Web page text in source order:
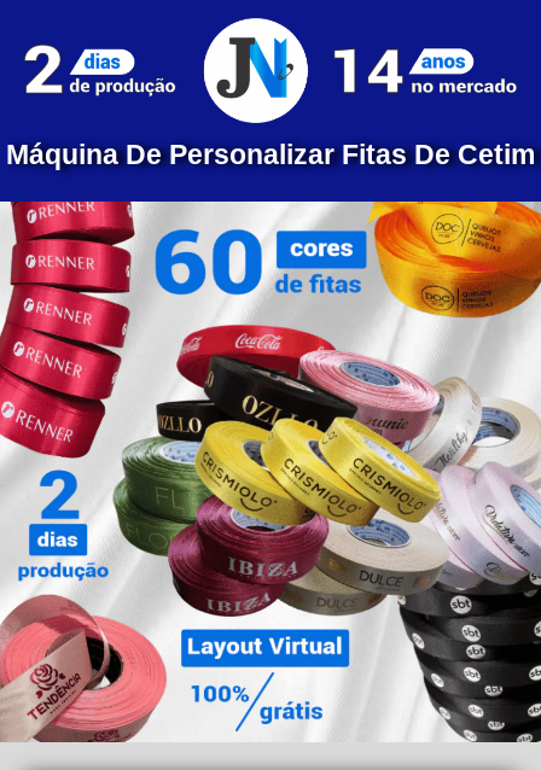
Máquina De Personalizar Fitas De Cetim